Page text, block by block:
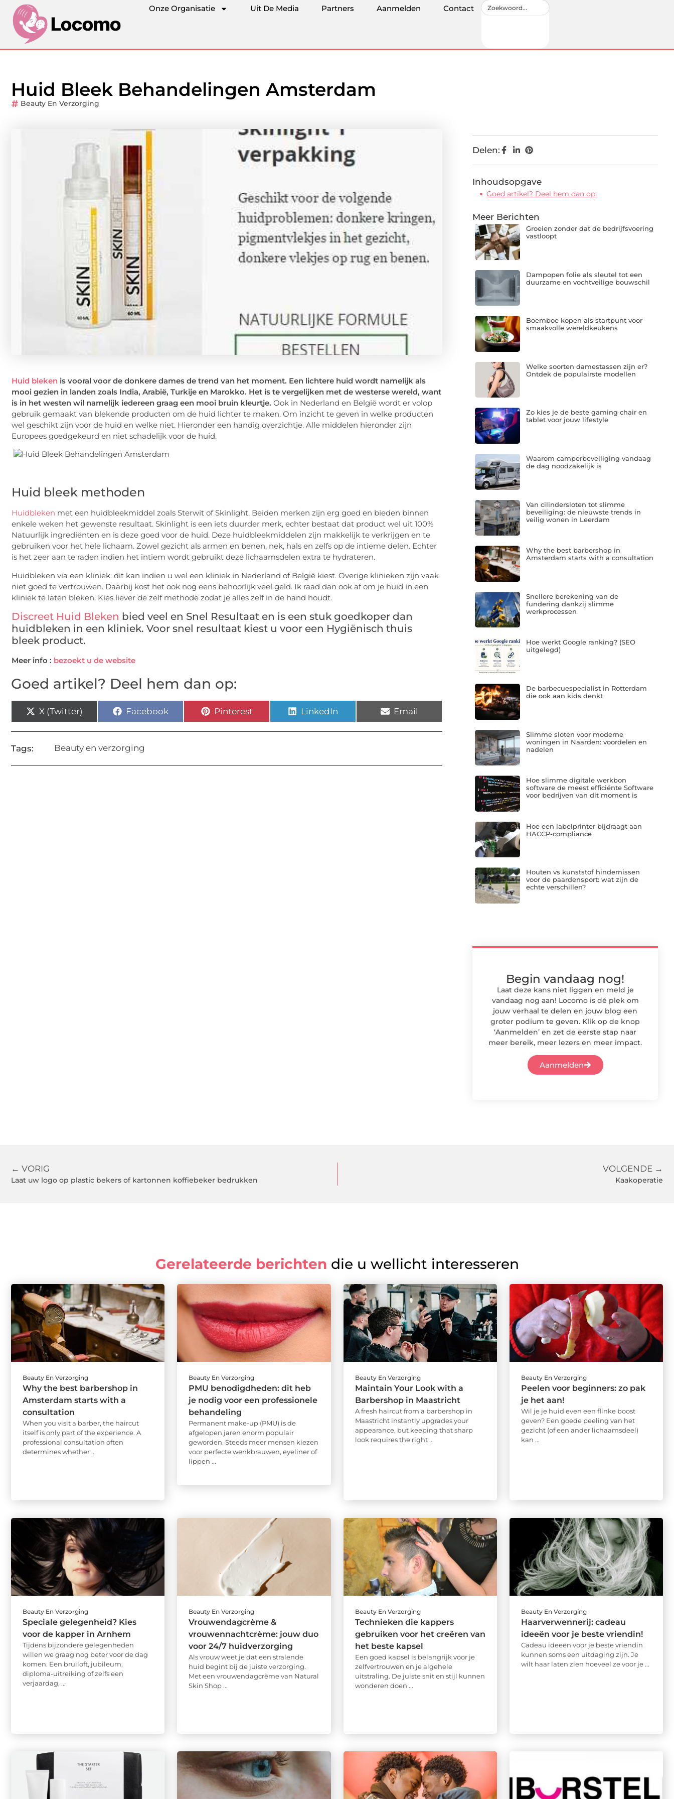
Onze Organisatie Uit De Media Partners Aanmelden Contact
Huid Bleek Behandelingen Amsterdam
Beauty En Verzorging
Huid bleken is vooral voor de donkere dames de trend van het moment. Een lichtere huid wordt namelijk als
mooi gezien in landen zoals India, Arabië, Turkije en Marokko. Het is te vergelijken met de westerse wereld, want
is in het westen wil namelijk iedereen graag een mooi bruin kleurtje. Ook in Nederland en België wordt er volop
gebruik gemaakt van blekende producten om de huid lichter te maken. Om inzicht te geven in welke producten
wel geschikt zijn voor de huid en welke niet. Hieronder een handig overzichtje. Alle middelen hieronder zijn
Europees goedgekeurd en niet schadelijk voor de huid.
Huid bleek methoden
Huidbleken met een huidbleekmiddel zoals Sterwit of Skinlight. Beiden merken zijn erg goed en bieden binnen
enkele weken het gewenste resultaat. Skinlight is een iets duurder merk, echter bestaat dat product wel uit 100%
Natuurlijk ingrediënten en is deze goed voor de huid. Deze huidbleekmiddelen zijn makkelijk te verkrijgen en te
gebruiken voor het hele lichaam. Zowel gezicht als armen en benen, nek, hals en zelfs op de intieme delen. Echter
is het zeer aan te raden indien het intiem wordt gebruikt deze lichaamsdelen extra te hydrateren.
Huidbleken via een kliniek: dit kan indien u wel een kliniek in Nederland of België kiest. Overige klinieken zijn vaak
niet goed te vertrouwen. Daarbij kost het ook nog eens behoorlijk veel geld. Ik raad dan ook af om je huid in een
kliniek te laten bleken. Kies liever de zelf methode zodat je alles zelf in de hand houdt.
Discreet Huid Bleken bied veel en Snel Resultaat en is een stuk goedkoper dan
huidbleken in een kliniek. Voor snel resultaat kiest u voor een Hygiënisch thuis
bleek product.
Meer info : bezoekt u de website
Goed artikel? Deel hem dan op:
X (Twitter) Facebook Pinterest LinkedIn Email
Tags: Beauty en verzorging
Delen:
Inhoudsopgave
Goed artikel? Deel hem dan op:
Meer Berichten
Groeien zonder dat de bedrijfsvoering
vastloopt
Dampopen folie als sleutel tot een
duurzame en vochtveilige bouwschil
Boemboe kopen als startpunt voor
smaakvolle wereldkeukens
Welke soorten damestassen zijn er?
Ontdek de populairste modellen
Zo kies je de beste gaming chair en
tablet voor jouw lifestyle
Waarom camperbeveiliging vandaag
de dag noodzakelijk is
Van cilindersloten tot slimme
beveiliging: de nieuwste trends in
veilig wonen in Leerdam
Why the best barbershop in
Amsterdam starts with a consultation
Snellere berekening van de
fundering dankzij slimme
werkprocessen
Hoe werkt Google ranking? (SEO
uitgelegd)
De barbecuespecialist in Rotterdam
die ook aan kids denkt
Slimme sloten voor moderne
woningen in Naarden: voordelen en
nadelen
Hoe slimme digitale werkbon
software de meest efficiënte Software
voor bedrijven van dit moment is
Hoe een labelprinter bijdraagt aan
HACCP-compliance
Houten vs kunststof hindernissen
voor de paardensport: wat zijn de
echte verschillen?
Begin vandaag nog!
Laat deze kans niet liggen en meld je
vandaag nog aan! Locomo is dé plek om
jouw verhaal te delen en jouw blog een
groter podium te geven. Klik op de knop
‘Aanmelden’ en zet de eerste stap naar
meer bereik, meer lezers en meer impact.
Aanmelden
← VORIG
Laat uw logo op plastic bekers of kartonnen koffiebeker bedrukken
VOLGENDE →
Kaakoperatie
Gerelateerde berichten die u wellicht interesseren
Beauty En Verzorging
Why the best barbershop in
Amsterdam starts with a
consultation
When you visit a barber, the haircut
itself is only part of the experience. A
professional consultation often
determines whether ...
Beauty En Verzorging
PMU benodigdheden: dit heb
je nodig voor een professionele
behandeling
Permanent make-up (PMU) is de
afgelopen jaren enorm populair
geworden. Steeds meer mensen kiezen
voor perfecte wenkbrauwen, eyeliner of
lippen ...
Beauty En Verzorging
Maintain Your Look with a
Barbershop in Maastricht
A fresh haircut from a barbershop in
Maastricht instantly upgrades your
appearance, but keeping that sharp
look requires the right ...
Beauty En Verzorging
Peelen voor beginners: zo pak
je het aan!
Wil je je huid even een flinke boost
geven? Een goede peeling van het
gezicht (of een ander lichaamsdeel)
kan ...
Beauty En Verzorging
Speciale gelegenheid? Kies
voor de kapper in Arnhem
Tijdens bijzondere gelegenheden
willen we graag nog beter voor de dag
komen. Een bruiloft, jubileum,
diploma-uitreiking of zelfs een
verjaardag, ...
Beauty En Verzorging
Vrouwendagcrème &
vrouwennachtcrème: jouw duo
voor 24/7 huidverzorging
Als vrouw weet je dat een stralende
huid begint bij de juiste verzorging.
Met een vrouwendagcrème van Natural
Skin Shop ...
Beauty En Verzorging
Technieken die kappers
gebruiken voor het creëren van
het beste kapsel
Een goed kapsel is belangrijk voor je
zelfvertrouwen en je algehele
uitstraling. De juiste snit en stijl kunnen
wonderen doen ...
Beauty En Verzorging
Haarverwennerij: cadeau
ideeën voor je beste vriendin!
Cadeau ideeën voor je beste vriendin
kunnen soms een uitdaging zijn. Je
wilt haar laten zien hoeveel ze voor je ...